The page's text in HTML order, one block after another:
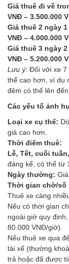
Giá thuê đi về
VNĐ – 3.500.000
Giá thuê 2 ngày
VNĐ – 4.000.000
Giá thuê 3 ngày
VNĐ – 5.200.000
Lưu ý: Đối với xe 7
thể cao hơn, ví dụ
đêm có thể lên
Các yếu tố ảnh
Loại xe cụ thể:
giá cao hơn.
Thời điểm thuê:
Lễ, Tết, cuối
đáng kể, có thể từ
Ngày thường:
Thời gian chờ/số
Thuê xe càng
Nếu có thời gian
ngoài giờ quy
80.000 VNĐ/giờ).
Nếu thuê xe qua
tài xế (thường
trả hoặc đã được